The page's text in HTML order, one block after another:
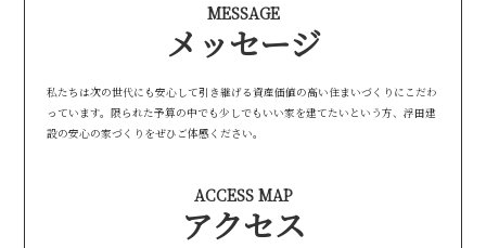
MESSAGE
メッセージ
私たちは次の世代にも安心して引き継げる資産価値の高い住まいづくりにこだわ
っています。限られた予算の中でも少しでもいい家を建てたいという方、浮田建
設の安心の家づくりをぜひご体感ください。
ACCESS MAP
アクセス